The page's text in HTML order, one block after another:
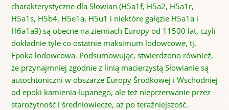
charakterystyczne dla Słowian (H5a1f, H5a2, H5a1r,
H5a1s, H5b4, H5e1a, H5u1 i niektóre gałęzie H5a1a i
H6a1a9) są obecne na ziemiach Europy od 11500 lat, czyli
dokładnie tyle co ostatnie maksimum lodowcowe, tj.
Epoka lodowcowa. Podsumowując, stwierdzono również,
że przynajmniej zgodnie z linią macierzystą Słowianie są
autochtoniczni w obszarze Europy Środkowej i Wschodniej
od epoki kamienia łupanego, ale też nieprzerwanie przez
starożytność i średniowiecze, aż po teraźniejszość.